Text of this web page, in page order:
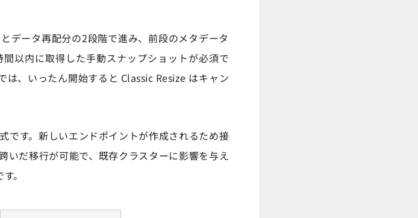
データ再配分の2段階で進み、前段のメタデータ
以内に取得した手動スナップショットが必須で
は、いったん開始すると Classic Resize はキャン
です。新しいエンドポイントが作成されるため接
いだ移行が可能で、既存クラスターに影響を与え
。